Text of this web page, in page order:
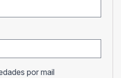
por mail